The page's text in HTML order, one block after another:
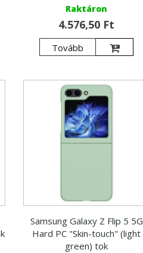
Raktáron
4.576,50 Ft
Tovább
Samsung Galaxy Z Flip 5 5G
Hard PC "Skin-touch" (light
green) tok